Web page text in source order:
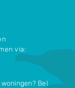
via:
Bel